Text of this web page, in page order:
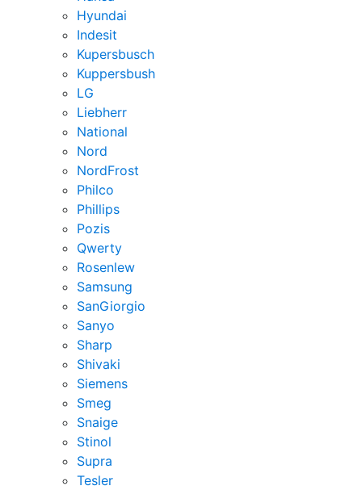
Hyundai
Indesit
Kupersbusch
Kuppersbush
LG
Liebherr
National
Nord
NordFrost
Philco
Phillips
Pozis
Qwerty
Rosenlew
Samsung
SanGiorgio
Sanyo
Sharp
Shivaki
Siemens
Smeg
Snaige
Stinol
Supra
Tesler